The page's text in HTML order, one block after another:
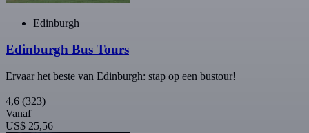
Edinburgh
Edinburgh Bus Tours
Ervaar het beste van Edinburgh: stap op een bustour!
4,6 (323)
Vanaf
US$ 25,56